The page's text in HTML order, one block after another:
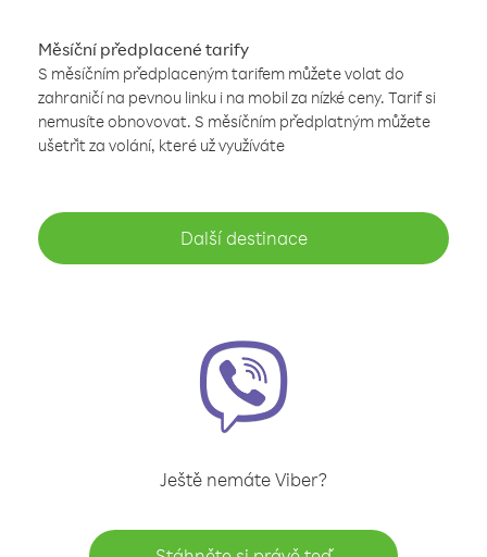
Měsíční předplacené tarify
S měsíčním předplaceným tarifem můžete volat do
zahraničí na pevnou linku i na mobil za nízké ceny. Tarif si
nemusíte obnovovat. S měsíčním předplatným můžete
ušetřit za volání, které už využíváte
Další destinace
Ještě nemáte Viber?